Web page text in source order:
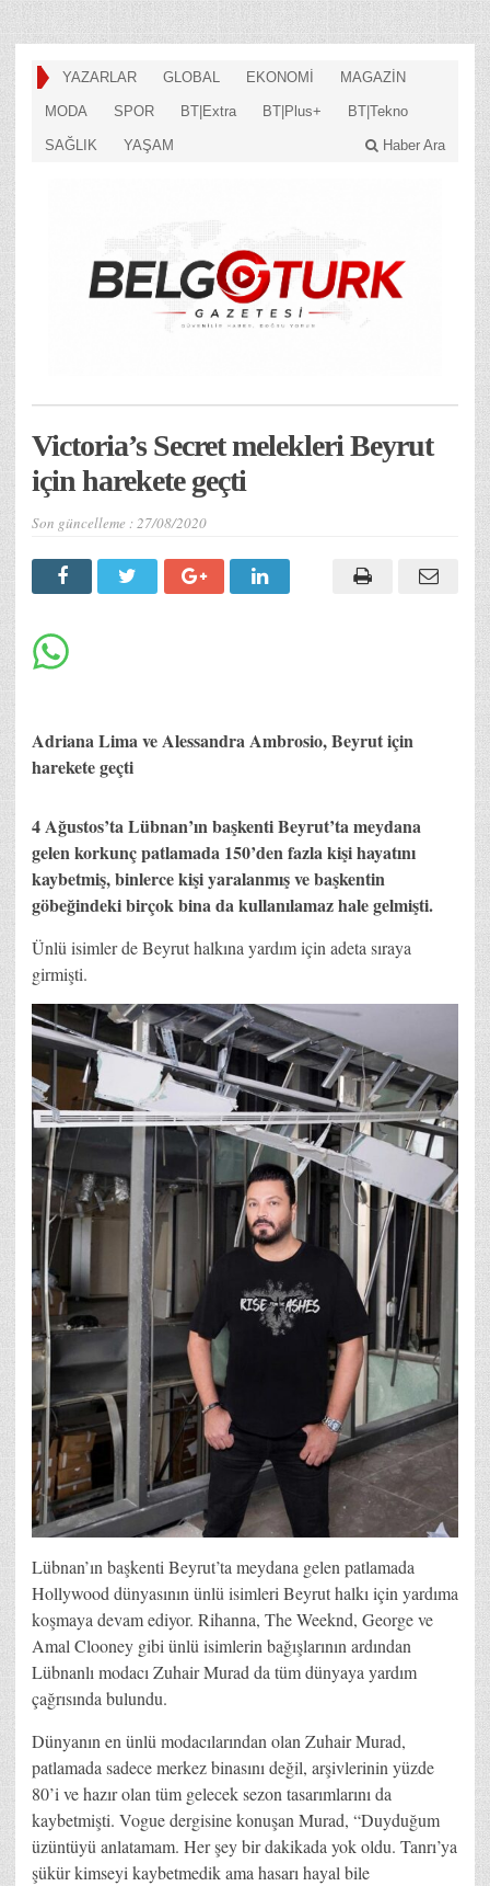
YAZARLAR GLOBAL EKONOMİ MAGAZİN
MODA SPOR BT|Extra BT|Plus+ BT|Tekno
SAĞLIK YAŞAM Haber Ara
Victoria’s Secret melekleri Beyrut
için harekete geçti
Son güncelleme :27/08/2020
Adriana Lima ve Alessandra Ambrosio, Beyrut için
harekete geçti
4 Ağustos’ta Lübnan’ın başkenti Beyrut’ta meydana
gelen korkunç patlamada 150’den fazla kişi hayatını
kaybetmiş, binlerce kişi yaralanmış ve başkentin
göbeğindeki birçok bina da kullanılamaz hale gelmişti.
Ünlü isimler de Beyrut halkına yardım için adeta sıraya
girmişti.
Lübnan’ın başkenti Beyrut’ta meydana gelen patlamada
Hollywood dünyasının ünlü isimleri Beyrut halkı için yardıma
koşmaya devam ediyor. Rihanna, The Weeknd, George ve
Amal Clooney gibi ünlü isimlerin bağışlarının ardından
Lübnanlı modacı Zuhair Murad da tüm dünyaya yardım
çağrısında bulundu.
Dünyanın en ünlü modacılarından olan Zuhair Murad,
patlamada sadece merkez binasını değil, arşivlerinin yüzde
80’i ve hazır olan tüm gelecek sezon tasarımlarını da
kaybetmişti. Vogue dergisine konuşan Murad, “Duyduğum
üzüntüyü anlatamam. Her şey bir dakikada yok oldu. Tanrı’ya
şükür kimseyi kaybetmedik ama hasarı hayal bile